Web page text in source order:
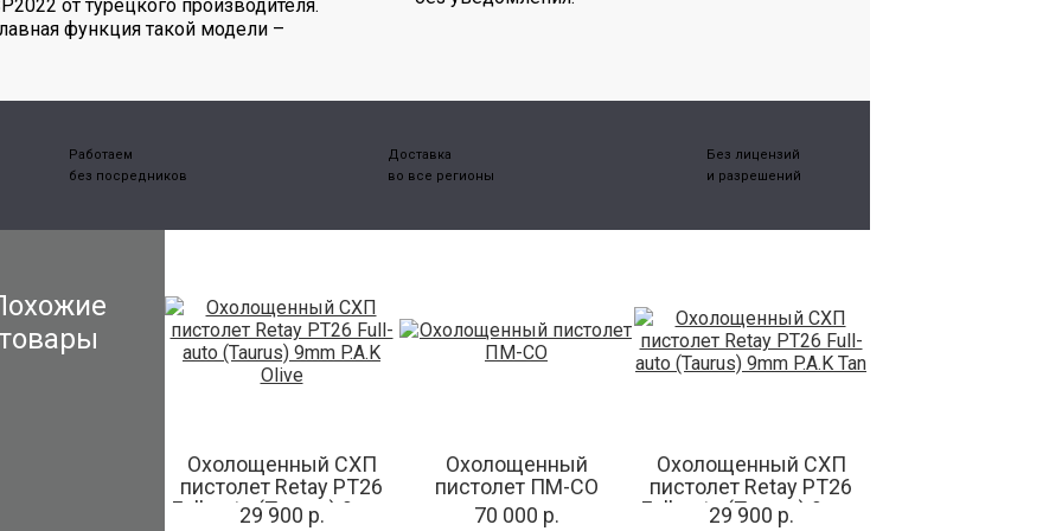
от турецкого производителя.
функция такой модели –
Работаем
без посредников
Доставка
во все регионы
Без лицензий
и разрешений
Охолощенный СХП
пистолет Retay PT26
Full-auto (Taurus) 9mm
29 900 р.
Охолощенный
пистолет ПМ-СО
70 000 р.
Охолощенный СХП
пистолет Retay PT26
Full-auto (Taurus) 9mm
29 900 р.